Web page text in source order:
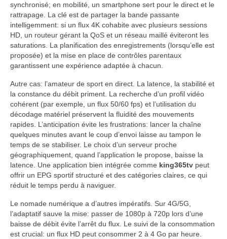
synchronisé; en mobilité, un smartphone sert pour le direct et le
rattrapage. La clé est de partager la bande passante
intelligemment: si un flux 4K cohabite avec plusieurs sessions
HD, un routeur gérant la QoS et un réseau maillé éviteront les
saturations. La planification des enregistrements (lorsqu’elle est
proposée) et la mise en place de contrôles parentaux
garantissent une expérience adaptée à chacun.
Autre cas: l’amateur de sport en direct. La latence, la stabilité et
la constance du débit priment. La recherche d’un profil vidéo
cohérent (par exemple, un flux 50/60 fps) et l’utilisation du
décodage matériel préservent la fluidité des mouvements
rapides. L’anticipation évite les frustrations: lancer la chaîne
quelques minutes avant le coup d’envoi laisse au tampon le
temps de se stabiliser. Le choix d’un serveur proche
géographiquement, quand l’application le propose, baisse la
latence. Une application bien intégrée comme king365tv peut
offrir un EPG sportif structuré et des catégories claires, ce qui
réduit le temps perdu à naviguer.
Le nomade numérique a d’autres impératifs. Sur 4G/5G,
l’adaptatif sauve la mise: passer de 1080p à 720p lors d’une
baisse de débit évite l’arrêt du flux. Le suivi de la consommation
est crucial: un flux HD peut consommer 2 à 4 Go par heure.